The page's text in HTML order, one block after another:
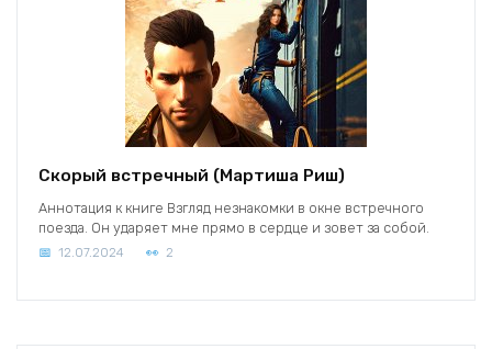
Скорый встречный (Мартиша Риш)
Аннотация к книге Взгляд незнакомки в окне встречного
поезда. Он ударяет мне прямо в сердце и зовет за собой.
12.07.2024 2